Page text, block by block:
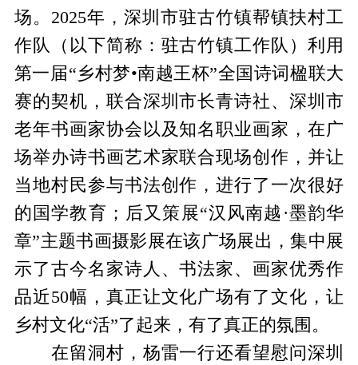
场。2025年，深圳市驻古竹镇帮镇扶村工
作队（以下简称：驻古竹镇工作队）利用
第一届“乡村梦•南越王杯”全国诗词楹联大
赛的契机，联合深圳市长青诗社、深圳市
老年书画家协会以及知名职业画家，在广
场举办诗书画艺术家联合现场创作，并让
当地村民参与书法创作，进行了一次很好
的国学教育；后又策展“汉风南越·墨韵华
章”主题书画摄影展在该广场展出，集中展
示了古今名家诗人、书法家、画家优秀作
品近50幅，真正让文化广场有了文化，让
乡村文化“活”了起来，有了真正的氛围。
在留洞村，杨雷一行还看望慰问深圳